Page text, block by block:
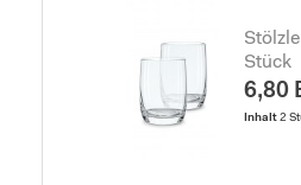
Stück
6,80
Inhalt 2